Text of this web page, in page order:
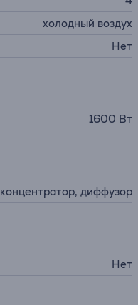
холодный воздух
Нет
1600 Вт
концентратор, диффузoр
Нет